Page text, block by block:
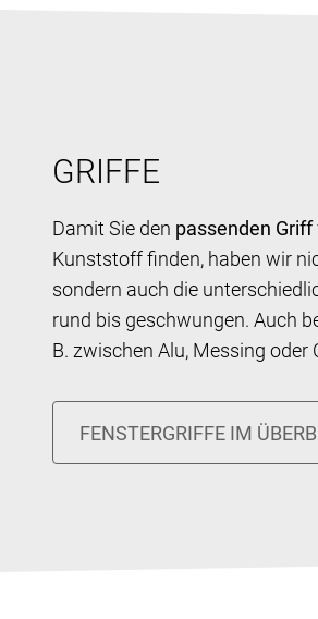
GRIFFE
Damit Sie den passenden
Kunststoff finden, haben wir
sondern auch die
rund bis geschwungen. Auch
B. zwischen Alu, Messing oder